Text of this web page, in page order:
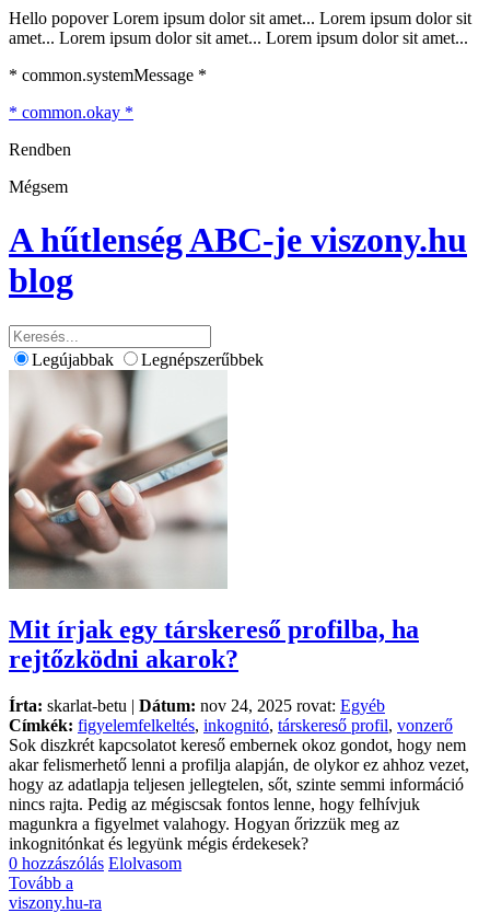
Hello popover Lorem ipsum dolor sit amet... Lorem ipsum dolor sit
amet... Lorem ipsum dolor sit amet... Lorem ipsum dolor sit amet...
* common.systemMessage *
* common.okay *
Rendben
Mégsem
A hűtlenség ABC-je viszony.hu
blog
Legújabbak Legnépszerűbbek
Mit írjak egy társkereső profilba, ha
rejtőzködni akarok?
Írta: skarlat-betu | Dátum: nov 24, 2025 rovat: Egyéb
Címkék: figyelemfelkeltés, inkognitó, társkereső profil, vonzerő
Sok diszkrét kapcsolatot kereső embernek okoz gondot, hogy nem
akar felismerhető lenni a profilja alapján, de olykor ez ahhoz vezet,
hogy az adatlapja teljesen jellegtelen, sőt, szinte semmi információ
nincs rajta. Pedig az mégiscsak fontos lenne, hogy felhívjuk
magunkra a figyelmet valahogy. Hogyan őrizzük meg az
inkognitónkat és legyünk mégis érdekesek?
0 hozzászólás Elolvasom
Tovább a
viszony.hu-ra